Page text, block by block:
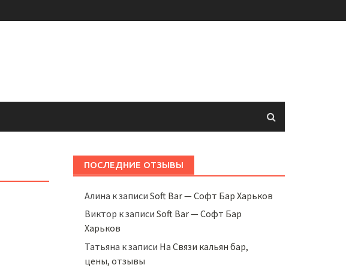
ПОСЛЕДНИЕ ОТЗЫВЫ
Алина к записи Soft Bar — Софт Бар Харьков
Виктор к записи Soft Bar — Софт Бар
Харьков
Татьяна к записи На Связи кальян бар,
цены, отзывы